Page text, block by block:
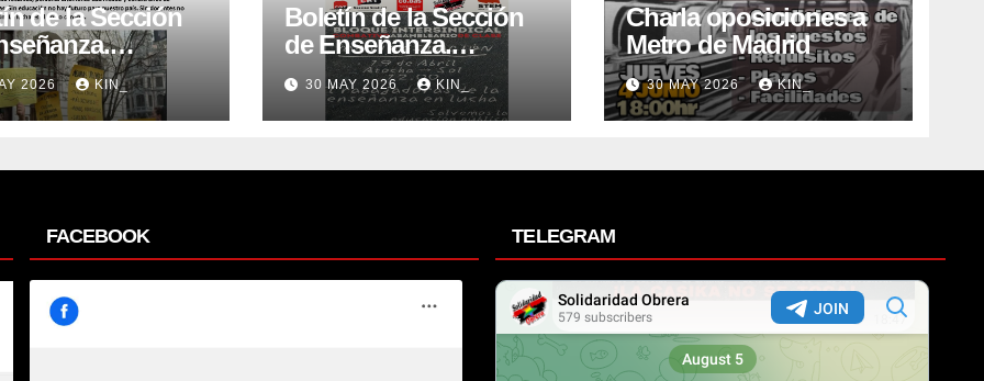
de la Sección
nº2.
2026 KIN_
Boletín de la Sección
de Enseñanza.
Voluntad nº1.
30 MAY 2026 KIN_
Charla oposiciones a
Metro de Madrid
30 MAY 2026 KIN_
FACEBOOK TELEGRAM